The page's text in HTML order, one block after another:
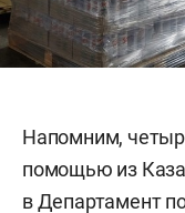
Напомним,
помощью из
в Департамент